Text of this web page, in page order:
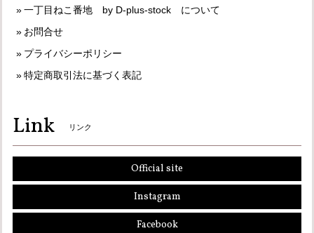
一丁目ねこ番地 by D-plus-stock について
お問合せ
プライバシーポリシー
特定商取引法に基づく表記
Link リンク
Official site
Instagram
Facebook